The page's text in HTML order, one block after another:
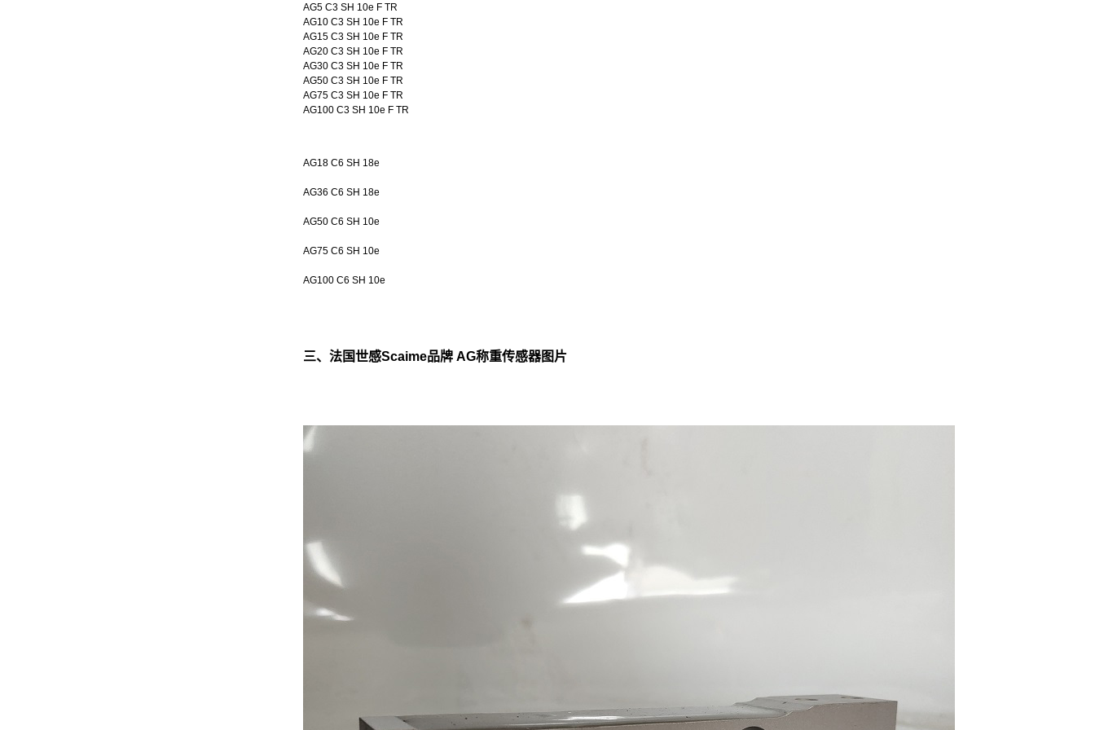
AG5 C3 SH 10e F TR
AG10 C3 SH 10e F TR
AG15 C3 SH 10e F TR
AG20 C3 SH 10e F TR
AG30 C3 SH 10e F TR
AG50 C3 SH 10e F TR
AG75 C3 SH 10e F TR
AG100 C3 SH 10e F TR
AG18 C6 SH 18e
AG36 C6 SH 18e
AG50 C6 SH 10e
AG75 C6 SH 10e
AG100 C6 SH 10e
三、法国世感Scaime品牌 AG称重传感器图片